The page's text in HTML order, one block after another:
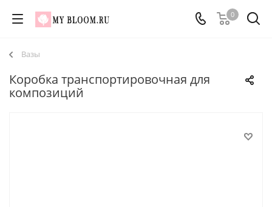
0
Вазы
Коробка транспортировочная для
композиций